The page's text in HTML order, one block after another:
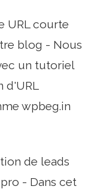
URL courte
blog - Nous
un tutoriel
d'URL
wpbeg.in
de leads
- Dans cet